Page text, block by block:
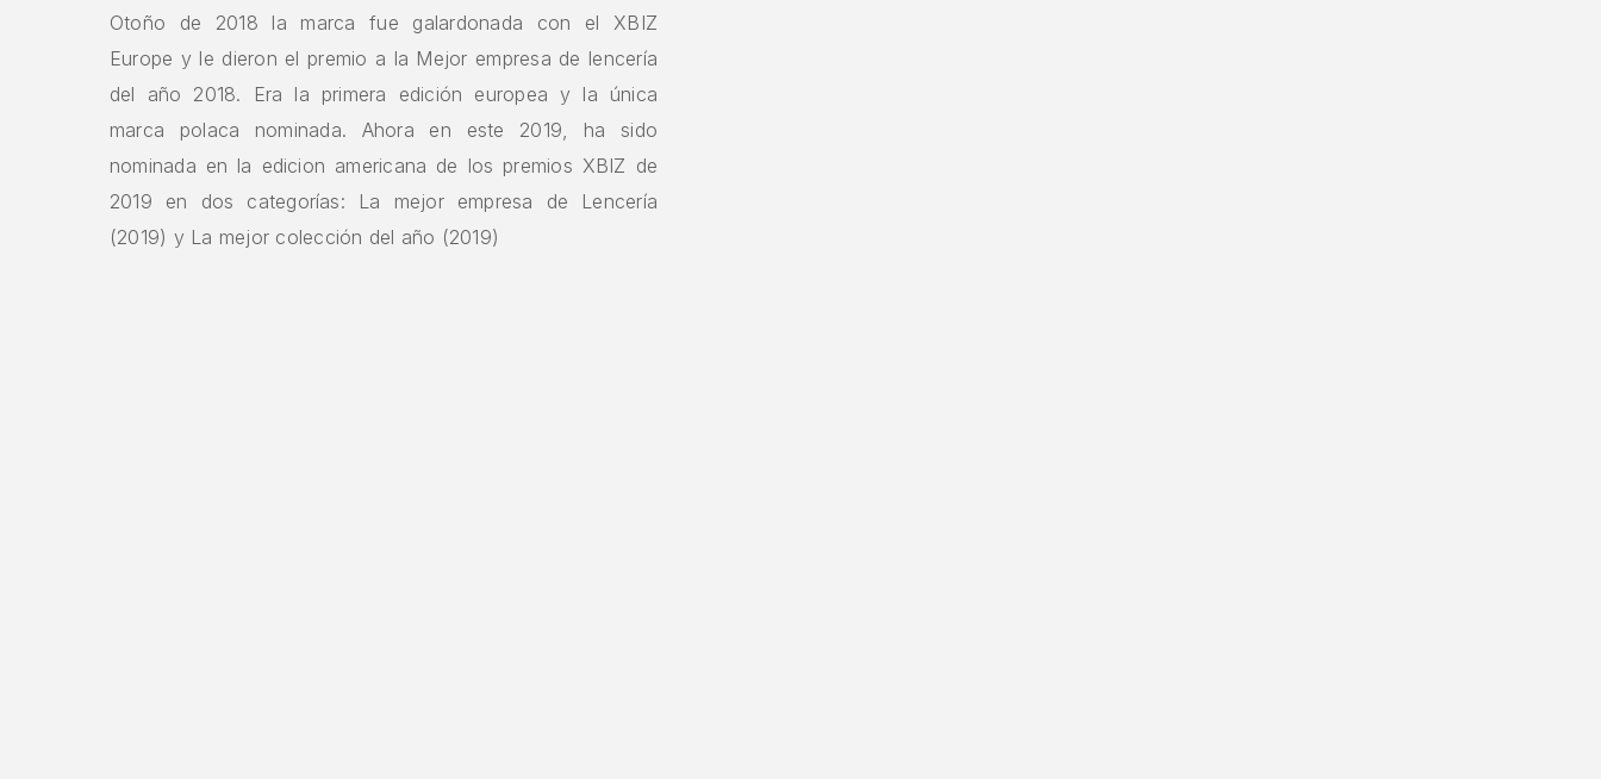
Otoño de 2018 la marca fue galardonada con el XBIZ
Europe y le dieron el premio a la Mejor empresa de lencería
del año 2018. Era la primera edición europea y la única
marca polaca nominada. Ahora en este 2019, ha sido
nominada en la edicion americana de los premios XBIZ de
2019 en dos categorías: La mejor empresa de Lencería
(2019) y La mejor colección del año (2019)